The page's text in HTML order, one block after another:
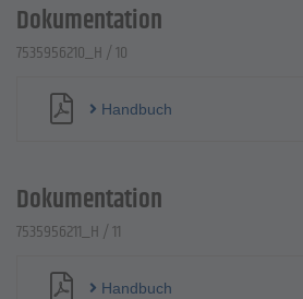
Dokumentation
7535956210_H / 10
Handbuch
Dokumentation
7535956211_H / 11
Handbuch